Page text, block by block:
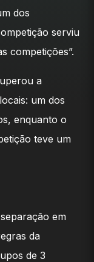
dos
serviu
competições”.
a
um dos
enquanto o
teve um
em
da
de 3